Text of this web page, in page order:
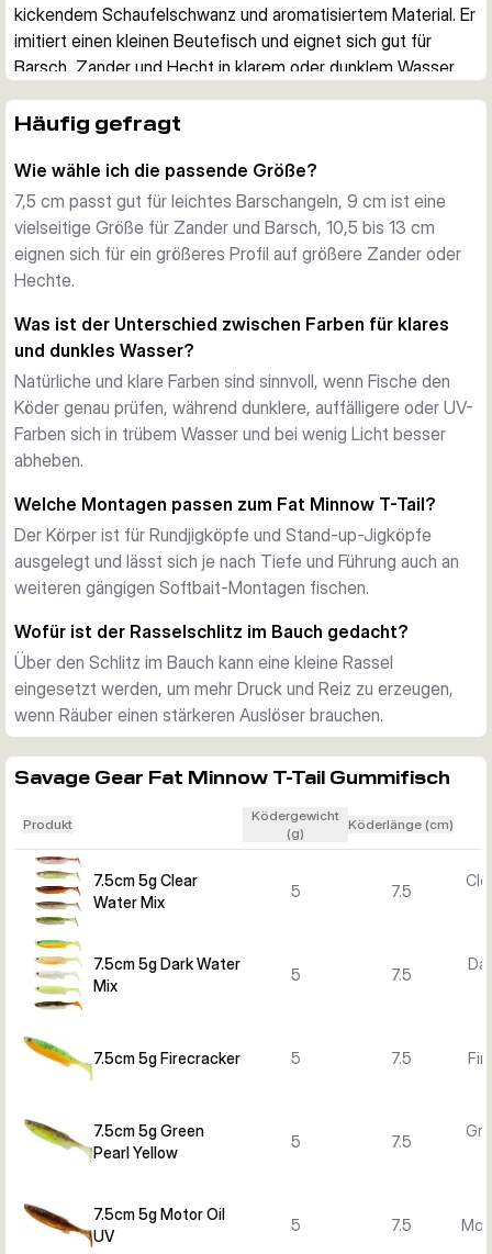
kickendem Schaufelschwanz und aromatisiertem Material. Er
imitiert einen kleinen Beutefisch und eignet sich gut für
Barsch, Zander und Hecht in klarem oder dunklem Wasser.
Der Köder basiert auf einer Elritzenform mit detaillierter
Einholen Kick und Roll erzeugt. So bleibt die Aktion bei
gleichmäßigem Einkurbeln, Anjiggen und kontrollierten
Absinkphasen gut sichtbar.
Montagemöglichkeiten
Die Körperform passt gut auf Rundjigköpfe und Stand-up-
gängigen Softbait-Rigs fischen. Ein Rasselschlitz im Bauch
bietet Platz für eine zusätzliche Rassel, wenn unter Wasser
mehr Reiz gefragt ist.
Farbwahl und Einsatz
Die Serie umfasst natürliche Beutefischfarben, UV-Varianten
und Mischfarben für klares oder eingetrübtes Wasser. So
Zielfisch wählen.
Aromatisierter Softbait für Süßwasser-Räuber
Das aromatisierte Material setzt einen zusätzlichen Reiz,
wenn Fische vorsichtig folgen oder kurz nehmen. Mit Größen
von 7,5 bis 13 cm und Gewichten von 5 bis 20 g deckt die
Serie leichte Barsch-Anwendungen bis zu größeren
Präsentationen auf Zander und Hecht ab.
Häufig gefragt
Wie wähle ich die passende Größe?
7,5 cm passt gut für leichtes Barschangeln, 9 cm ist eine
vielseitige Größe für Zander und Barsch, 10,5 bis 13 cm
eignen sich für ein größeres Profil auf größere Zander oder
Hechte.
Was ist der Unterschied zwischen Farben für klares
und dunkles Wasser?
Natürliche und klare Farben sind sinnvoll, wenn Fische den
Köder genau prüfen, während dunklere, auffälligere oder UV-
Farben sich in trübem Wasser und bei wenig Licht besser
abheben.
Welche Montagen passen zum Fat Minnow T-Tail?
Der Körper ist für Rundjigköpfe und Stand-up-Jigköpfe
ausgelegt und lässt sich je nach Tiefe und Führung auch an
weiteren gängigen Softbait-Montagen fischen.
Wofür ist der Rasselschlitz im Bauch gedacht?
Über den Schlitz im Bauch kann eine kleine Rassel
eingesetzt werden, um mehr Druck und Reiz zu erzeugen,
wenn Räuber einen stärkeren Auslöser brauchen.
Savage Gear Fat Minnow T-Tail Gummifisch
Produkt
Ködergewicht
(g)
Köderlänge (cm)
7.5cm 5g Clear
Water Mix
5 7.5
7.5cm 5g Dark Water
Mix
5 7.5
7.5cm 5g Firecracker 5 7.5
7.5cm 5g Green
Pearl Yellow
5 7.5
7.5cm 5g Motor Oil
UV
5 7.5